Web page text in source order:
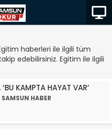
haberleri ile ilgili tüm
edebilirsiniz. Egitim ile ilgili
KAMPTA HAYAT VAR’
SAMSUN HABER